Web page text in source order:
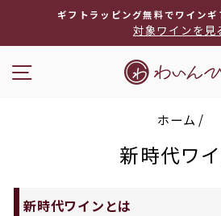
ス
イ
ョ
を
ギフトラッピング無料でワインギ
対象ワインを見
ホーム /
新時代ワ
新時代ワインとは